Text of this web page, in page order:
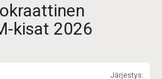
kisat 2026
Järjestys: